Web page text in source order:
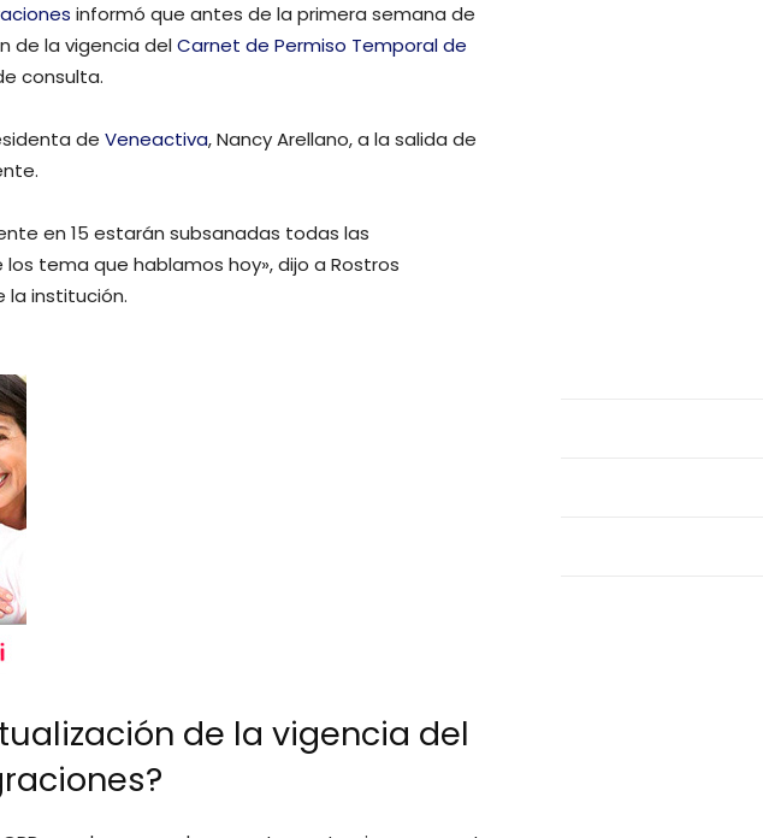
informó que antes de la primera semana de
de la vigencia delCarnet de Permiso Temporal de
consulta.
de Veneactiva, Nancy Arellano, a la salida de
en 15 estarán subsanadas todas las
tema que hablamos hoy», dijo a Rostros
la institución.
de la vigencia del